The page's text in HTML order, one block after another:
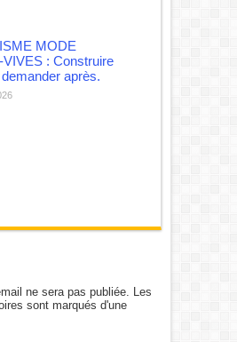
MODE
: Construire
demander après.
ne sera pas publiée. Les
sont marqués d'une